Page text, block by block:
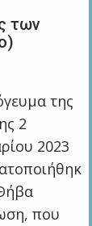
των
της
2
2023
που